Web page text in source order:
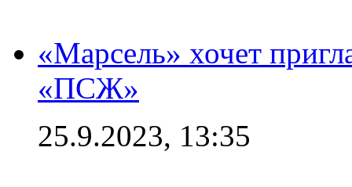
«Марсель» хочет
«ПСЖ»
25.9.2023, 13:35